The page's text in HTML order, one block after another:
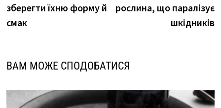
зберегти їхню форму й
смак
рослина, що паралізує
шкідників
ВАМ МОЖЕ СПОДОБАТИСЯ